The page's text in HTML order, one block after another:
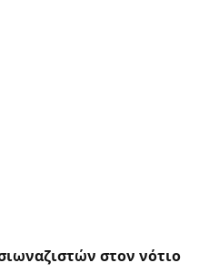
στον νότιο